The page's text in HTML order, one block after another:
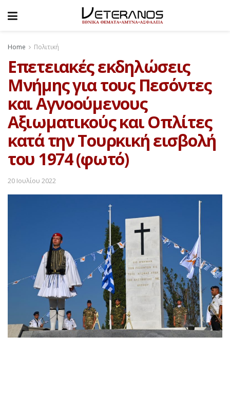
Home Πολιτική
Επετειακές εκδηλώσεις
Μνήμης για τους Πεσόντες
και Αγνοούμενους
Αξιωματικούς και Οπλίτες
κατά την Τουρκική εισβολή
του 1974 (φωτό)
20 Ιουλίου 2022